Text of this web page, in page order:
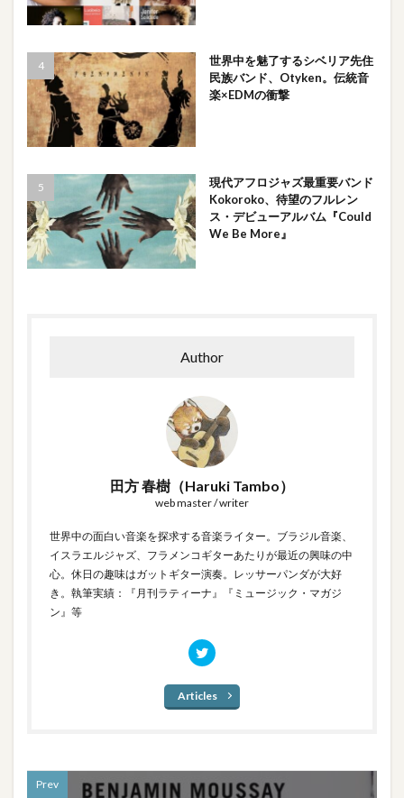
世界中を魅了するシベリア先住
民族バンド、Otyken。伝統音
楽×EDMの衝撃
現代アフロジャズ最重要バンド
Kokoroko、待望のフルレン
ス・デビューアルバム『Could
We Be More』
Author
田方 春樹（Haruki Tambo）
web master / writer
世界中の面白い音楽を探求する音楽ライター。ブラジル音楽、
イスラエルジャズ、フラメンコギターあたりが最近の興味の中
心。休日の趣味はガットギター演奏。レッサーパンダが大好
き。執筆実績：『月刊ラティーナ』『ミュージック・マガジ
ン』等
Articles
Prev